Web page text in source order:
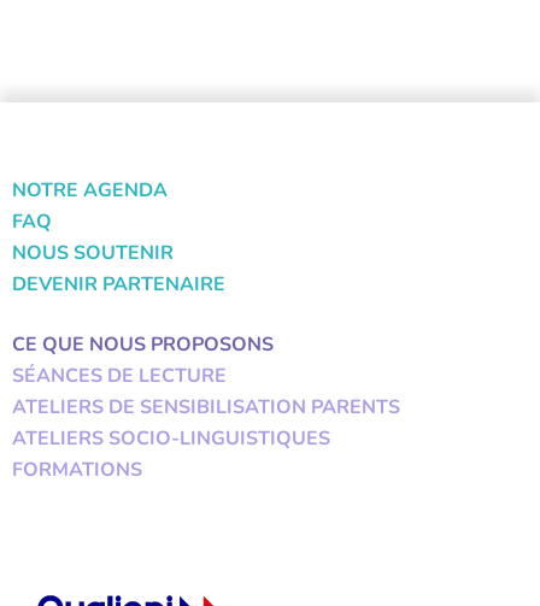
NOTRE AGENDA
FAQ
NOUS SOUTENIR
DEVENIR PARTENAIRE
CE QUE NOUS PROPOSONS
SÉANCES DE LECTURE
ATELIERS DE SENSIBILISATION PARENTS
ATELIERS SOCIO-LINGUISTIQUES
FORMATIONS